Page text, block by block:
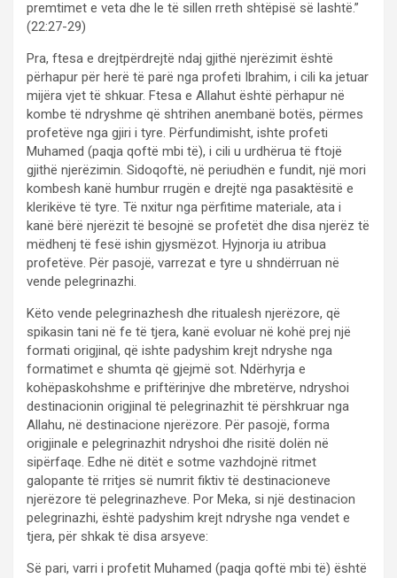
premtimet e veta dhe le të sillen rreth shtëpisë së lashtë.”
(22:27-29)
Pra, ftesa e drejtpërdrejtë ndaj gjithë njerëzimit është
përhapur për herë të parë nga profeti Ibrahim, i cili ka jetuar
mijëra vjet të shkuar. Ftesa e Allahut është përhapur në
kombe të ndryshme që shtrihen anembanë botës, përmes
profetëve nga gjiri i tyre. Përfundimisht, ishte profeti
Muhamed (paqja qoftë mbi të), i cili u urdhërua të ftojë
gjithë njerëzimin. Sidoqoftë, në periudhën e fundit, një mori
kombesh kanë humbur rrugën e drejtë nga pasaktësitë e
klerikëve të tyre. Të nxitur nga përfitime materiale, ata i
kanë bërë njerëzit të besojnë se profetët dhe disa njerëz të
mëdhenj të fesë ishin gjysmëzot. Hyjnorja iu atribua
profetëve. Për pasojë, varrezat e tyre u shndërruan në
vende pelegrinazhi.
Këto vende pelegrinazhesh dhe ritualesh njerëzore, që
spikasin tani në fe të tjera, kanë evoluar në kohë prej një
formati origjinal, që ishte padyshim krejt ndryshe nga
formatimet e shumta që gjejmë sot. Ndërhyrja e
kohëpaskohshme e priftërinjve dhe mbretërve, ndryshoi
destinacionin origjinal të pelegrinazhit të përshkruar nga
Allahu, në destinacione njerëzore. Për pasojë, forma
origjinale e pelegrinazhit ndryshoi dhe risitë dolën në
sipërfaqe. Edhe në ditët e sotme vazhdojnë ritmet
galopante të rritjes së numrit fiktiv të destinacioneve
njerëzore të pelegrinazheve. Por Meka, si një destinacion
pelegrinazhi, është padyshim krejt ndryshe nga vendet e
tjera, për shkak të disa arsyeve:
Së pari, varri i profetit Muhamed (paqja qoftë mbi të) është